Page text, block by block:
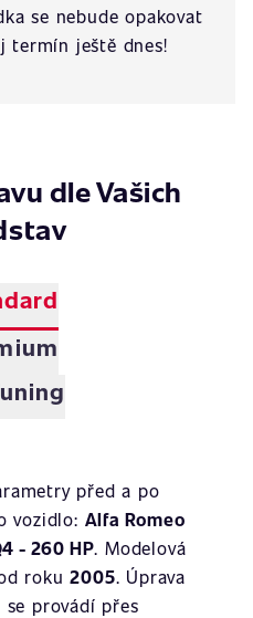
se nebude opakovat
termín ještě dnes!
dle Vašich
před a po
vozidlo: Alfa Romeo
- 260 HP. Modelová
roku2005. Úprava
provádí přes